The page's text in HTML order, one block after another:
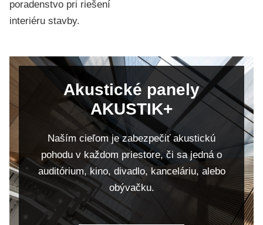
poradenstvo pri riešení
interiéru stavby.
Akustické panely
AKUSTIK+
Naším cieľom je zabezpečiť akustickú
pohodu v každom priestore, či sa jedná o
auditórium, kino, divadlo, kanceláriu, alebo
obývačku.